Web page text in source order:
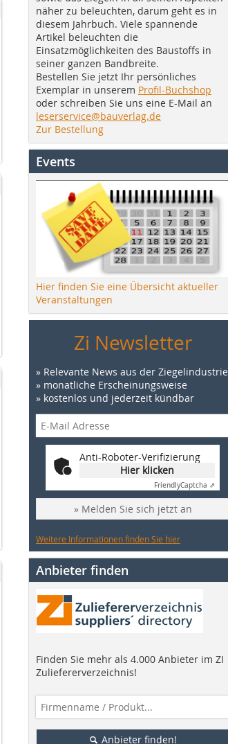
näher zu beleuchten, darum geht es in
diesem Jahrbuch. Viele spannende
Artikel beleuchten die
Einsatzmöglichkeiten des Baustoffs in
seiner ganzen Bandbreite.
Bestellen Sie jetzt Ihr persönliches
Exemplar in unserem Profil-Buchshop
oder schreiben Sie uns eine E-Mail an
leserservice@bauverlag.de
Zur Bestellung
Events
Hier finden Sie eine Übersicht aktueller
Veranstaltungen
Zi Newsletter
» Relevante News aus der Ziegelindustrie
» monatliche Erscheinungsweise
» kostenlos und jederzeit kündbar
Anti-Roboter-Verifizierung
Hier klicken
FriendlyCaptcha ⇗
» Melden Sie sich jetzt an
Weitere Informationen finden Sie hier
Anbieter finden
Finden Sie mehr als 4.000 Anbieter im ZI
Zuliefererverzeichnis!
Anbieter finden!